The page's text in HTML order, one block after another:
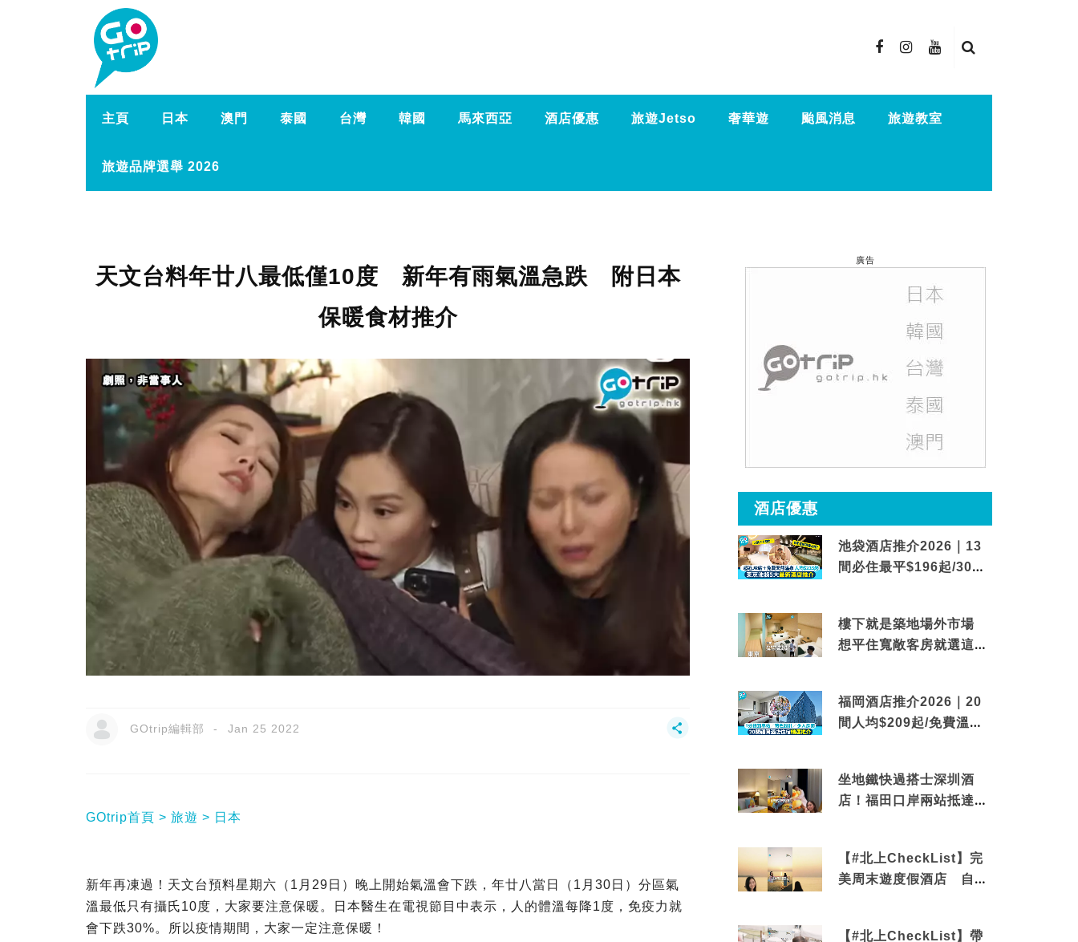
主頁 日本 澳門 泰國 台灣 韓國 馬來西亞 酒店優惠 旅遊Jetso 奢華遊 颱風消息 旅遊教室
旅遊品牌選舉 2026
天文台料年廿八最低僅10度 新年有雨氣溫急跌 附日本
保暖食材推介
GOtrip編輯部 Jan 25 2022
GOtrip首頁 旅遊 日本
新年再凍過！天文台預料星期六（1月29日）晚上開始氣溫會下跌，年廿八當日（1月30日）分區氣
溫最低只有攝氏10度，大家要注意保暖。日本醫生在電視節目中表示，人的體溫每降1度，免疫力就
會下跌30%。所以疫情期間，大家一定注意保暖！
廣告
酒店優惠
池袋酒店推介2026｜13
間必住最平$196起/30秒
樓下就是築地場外市場
想平住寬敞客房就選這間
福岡酒店推介2026｜20
間人均$209起/免費溫泉/
坐地鐵快過搭士深圳酒
店！福田口岸兩站抵達
【#北上CheckList】完
美周末遊度假酒店 自帶
【#北上CheckList】帶